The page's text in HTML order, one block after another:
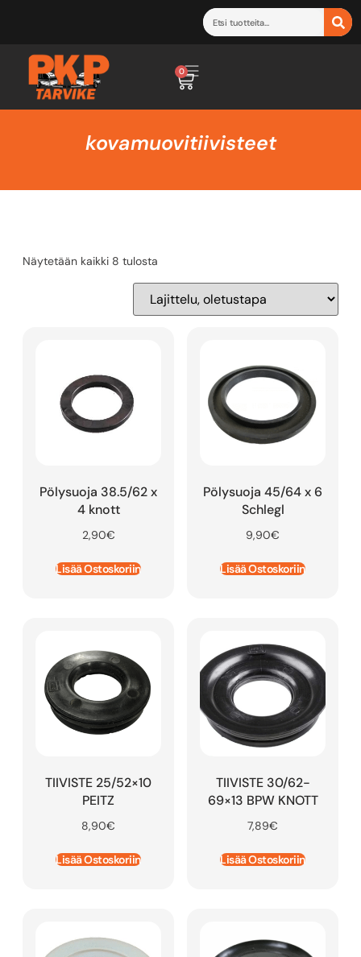
0
kovamuovitiivisteet
Näytetään kaikki 8 tulosta
Pölysuoja 38.5/62 x
4 knott
2,90€
Lisää Ostoskoriin
Pölysuoja 45/64 x 6
Schlegl
9,90€
Lisää Ostoskoriin
TIIVISTE 25/52×10
PEITZ
8,90€
Lisää Ostoskoriin
TIIVISTE 30/62-
69×13 BPW KNOTT
7,89€
Lisää Ostoskoriin